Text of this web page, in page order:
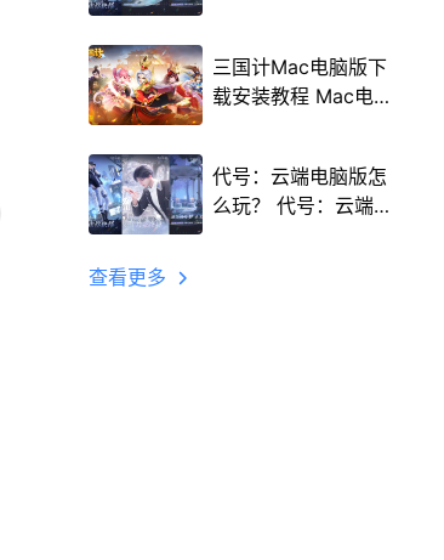
三国计Mac电脑版下
载安装教程 Mac电脑
代号：云端电脑版怎
么玩？ 代号：云端性
查看更多